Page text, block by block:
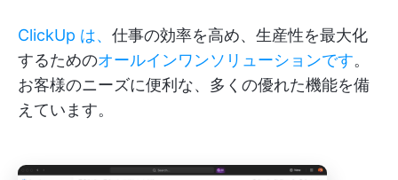
ClickUp は、 仕事の効率を高め、生産性を最大化
するためのオールインワンソリューションです。
お客様のニーズに便利な、多くの優れた機能を備
えています。